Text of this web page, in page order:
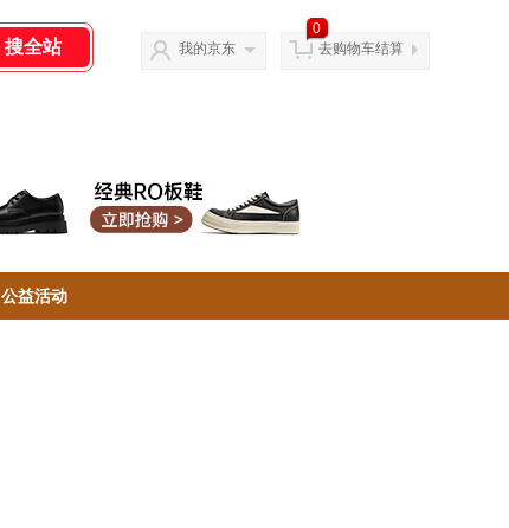
我的京东
0
去购物车结算
公益活动